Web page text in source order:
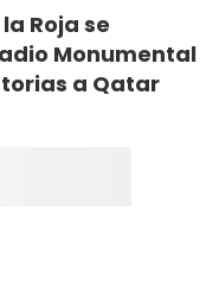
Roja se
Monumental
a Qatar